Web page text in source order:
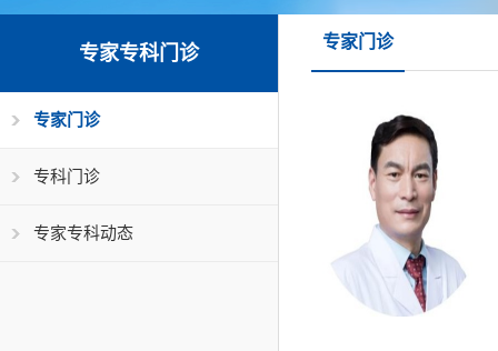
专家专科门诊
专家门诊
专科门诊
专家专科动态
专家门诊